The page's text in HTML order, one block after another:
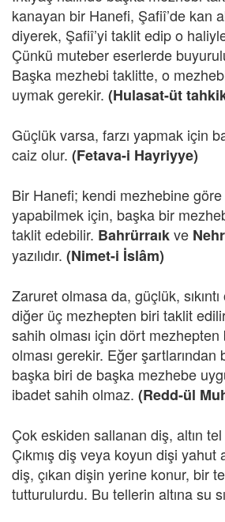
kanayan bir Hanefi, Şafiî’de kan
diyerek, Şafiî’yi taklit edip o
Çünkü muteber eserlerde
Başka mezhebi taklitte, o
uymak gerekir. (Hulasat-üt
Güçlük varsa, farzı yapmak için
caiz olur. (Fetava-i Hayriyye)
Bir Hanefi; kendi mezhebine göre
yapabilmek için, başka bir
taklit edebilir. Bahrürraıkve
yazılıdır. (Nimet-i İslâm)
Zaruret olmasa da, güçlük,
diğer üç mezhepten biri taklit
sahih olması için dört
olması gerekir. Eğer
başka biri de başka mezhebe
ibadet sahih olmaz. (Redd-ül
Çok eskiden sallanan diş, altın tel
Çıkmış diş veya koyun dişi yahut
diş, çıkan dişin yerine konur, bir
tutturulurdu. Bu tellerin altına su